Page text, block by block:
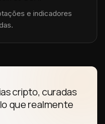
e indicadores
cripto, curadas
que realmente